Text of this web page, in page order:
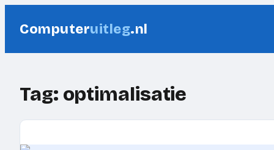
naar
de
Computeruitleg.nl
Tag: optimalisatie